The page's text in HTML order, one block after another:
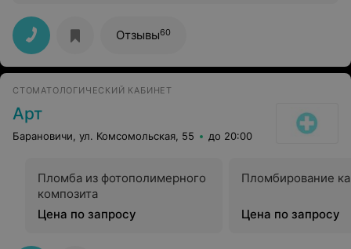
Отзывы60
СТОМАТОЛОГИЧЕСКИЙ КАБИНЕТ
Арт
Барановичи, ул. Комсомольская, 55 до 20:00
Пломба из фотополимерного
композита
Цена по запросу
Пломбирование
Цена по запросу